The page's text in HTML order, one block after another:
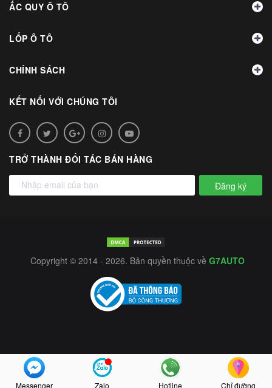
ẮC QUY Ô TÔ
LỐP Ô TÔ
CHÍNH SÁCH
KẾT NỐI VỚI CHÚNG TÔI
TRỞ THÀNH ĐỐI TÁC BÁN HÀNG
Đăng ký
Copyright © 2014 - 2026. Bản quyền thuộc về G7AUTO
Messenger Zalo Hotline Chỉ đường